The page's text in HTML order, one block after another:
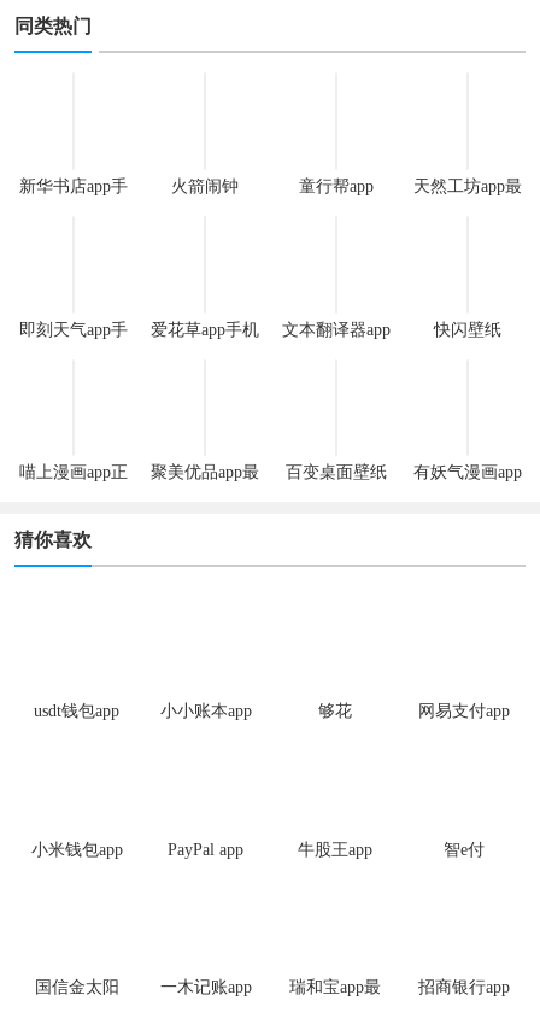
同类热门
新华书店app手
火箭闹钟 童行帮app
天然工坊app最
即刻天气app手
爱花草app手机
文本翻译器app 快闪壁纸
喵上漫画app正
聚美优品app最
百变桌面壁纸
有妖气漫画app
猜你喜欢
usdt钱包app
小小账本app
够花
网易支付app
小米钱包app
PayPal app
牛股王app 智e付
国信金太阳
一木记账app
瑞和宝app最
招商银行app